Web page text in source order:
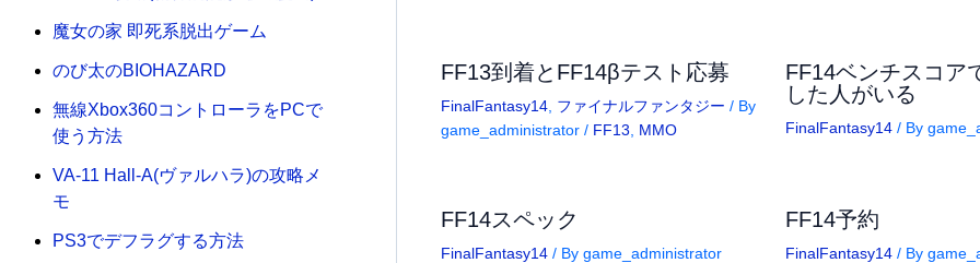
魔女の家 即死系脱出ゲーム
のび太のBIOHAZARD
無線Xbox360コントローラをPCで
使う方法
VA-11 Hall-A(ヴァルハラ)の攻略メ
モ
PS3でデフラグする方法
FF13到着とFF14βテスト応募
FinalFantasy14, ファイナルファンタジー / By
game_administrator / FF13 MMO
FF14ベンチスコア
した人がいる
FinalFantasy14/ By
FF14スペック
FinalFantasy14/ By game_administrator
FF14予約
FinalFantasy14/ By